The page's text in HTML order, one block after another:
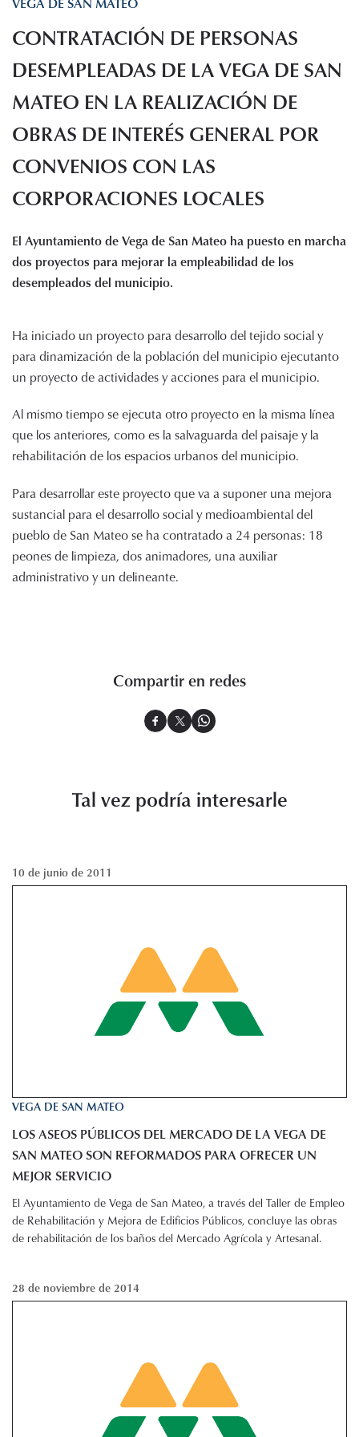
Servicios
Noticias
Recursos
Enlaces de interés
Audiovisuales
Transparencia
Contacto
CONTRATACIÓN DE PERSONAS
DESEMPLEADAS DE LA VEGA DE SAN
MATEO EN LA REALIZACIÓN DE
OBRAS DE INTERÉS GENERAL POR
CONVENIOS CON LAS
CORPORACIONES LOCALES
El Ayuntamiento de Vega de San Mateo ha puesto en marcha
dos proyectos para mejorar la empleabilidad de los
desempleados del municipio.
Ha iniciado un proyecto para desarrollo del tejido social y
para dinamización de la población del municipio ejecutanto
un proyecto de actividades y acciones para el municipio.
Al mismo tiempo se ejecuta otro proyecto en la misma línea
que los anteriores, como es la salvaguarda del paisaje y la
rehabilitación de los espacios urbanos del municipio.
Para desarrollar este proyecto que va a suponer una mejora
sustancial para el desarrollo social y medioambiental del
pueblo de San Mateo se ha contratado a 24 personas: 18
peones de limpieza, dos animadores, una auxiliar
administrativo y un delineante.
Compartir en redes
Tal vez podría interesarle
10 de junio de 2011
VEGA DE SAN MATEO
LOS ASEOS PÚBLICOS DEL MERCADO DE LA VEGA DE
SAN MATEO SON REFORMADOS PARA OFRECER UN
MEJOR SERVICIO
El Ayuntamiento de Vega de San Mateo, a través del Taller de Empleo
de Rehabilitación y Mejora de Edificios Públicos, concluye las obras
de rehabilitación de los baños del Mercado Agrícola y Artesanal.
28 de noviembre de 2014